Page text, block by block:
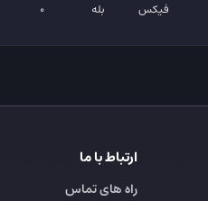
فیکس بله 0
ارتباط با ما
راه های تماس